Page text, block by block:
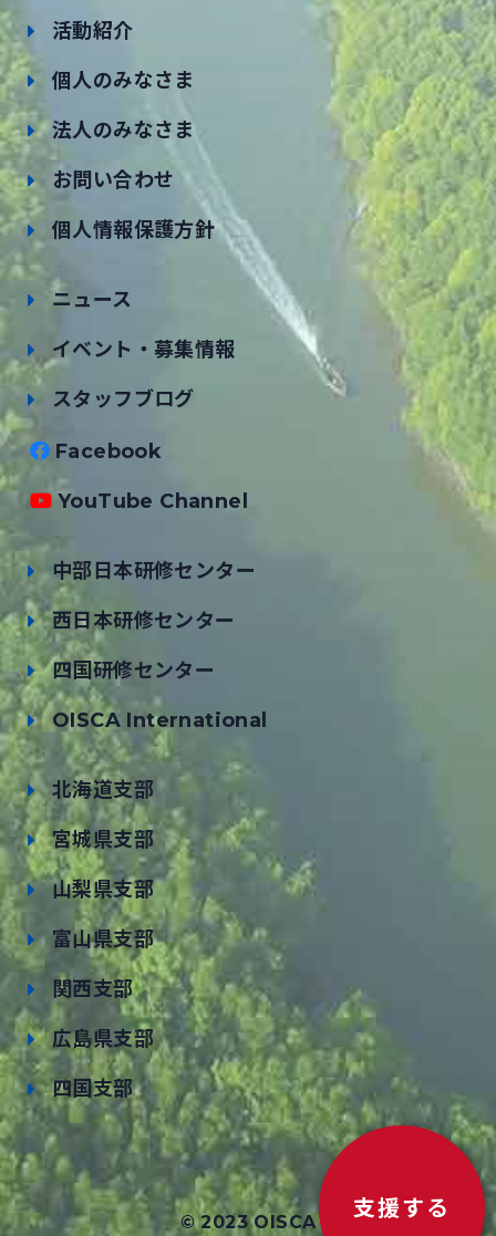
支援する
活動紹介
個人のみなさま
法人のみなさま
お問い合わせ
個人情報保護方針
ニュース
イベント・募集情報
スタッフブログ
Facebook
YouTube Channel
中部日本研修センター
西日本研修センター
四国研修センター
OISCA International
北海道支部
宮城県支部
山梨県支部
富山県支部
関西支部
広島県支部
四国支部
© 2023 OISCA